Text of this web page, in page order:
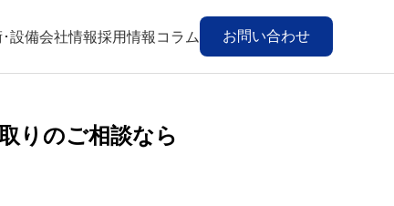
設備会社情報採用情報 コラム お問い合わせ
りのご相談なら